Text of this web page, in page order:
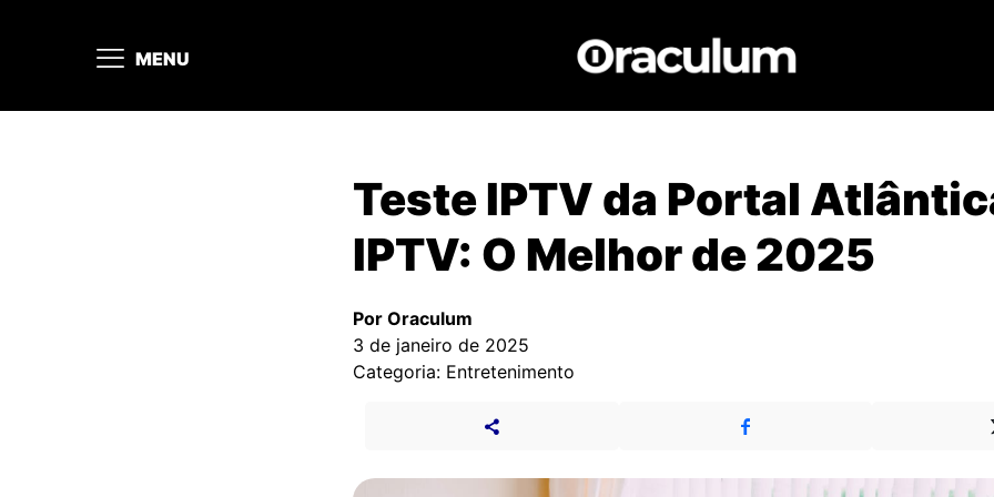
MENU
Teste IPTV da Portal
IPTV: O Melhor de 2025
Por Oraculum
3 de janeiro de 2025
Categoria: Entretenimento